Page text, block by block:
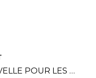
BONNE NOUVELLE POUR LES LICENCIES DU 35: LA FACULTE LIBRE D’ETIOPATHIE DE BRETAGNE EST DE RETOUR POUR PRENDRE SOIN DE VOUS !